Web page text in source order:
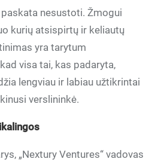
nesustoti. Žmogui
kurių atsispirtų ir keliautų
yra tarytum
visa tai, kas padaryta,
lengviau ir labiau užtikrintai
verslininkė.
„Nextury Ventures“ vadovas